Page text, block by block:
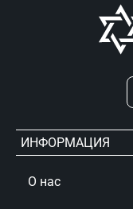
ИНФОРМАЦИЯ
О нас